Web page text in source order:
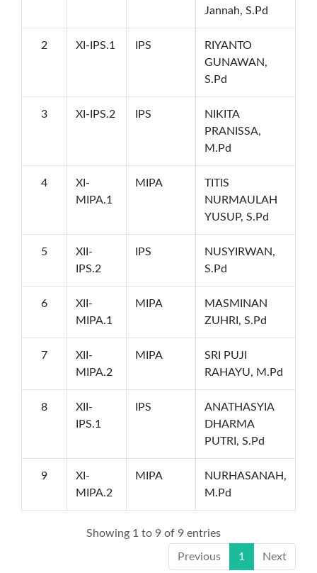
Jannah, S.Pd
2 XI-IPS.1 IPS
RIYANTO
GUNAWAN,
S.Pd
3 XI-IPS.2 IPS
NIKITA
PRANISSA,
M.Pd
4
XI-
MIPA.1
MIPA
TITIS
NURMAULAH
YUSUP, S.Pd
5
XII-
IPS.2
IPS
NUSYIRWAN,
S.Pd
6
XII-
MIPA.1
MIPA
MASMINAN
ZUHRI, S.Pd
7
XII-
MIPA.2
MIPA
SRI PUJI
RAHAYU, M.Pd
8
XII-
IPS.1
IPS
ANATHASYIA
DHARMA
PUTRI, S.Pd
9
XI-
MIPA.2
MIPA
NURHASANAH,
M.Pd
Showing 1 to 9 of 9 entries
Previous 1 Next